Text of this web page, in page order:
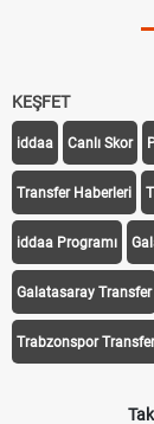
KEŞFET
iddaa Canlı Skor
Transfer Haberleri
iddaa Programı
Galatasaray Transfer
Trabzonspor Transfer